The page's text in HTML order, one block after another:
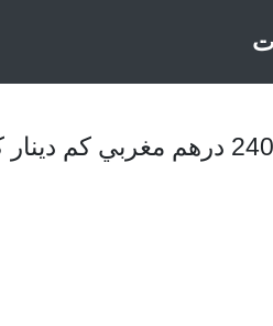
كم دينار كويتي